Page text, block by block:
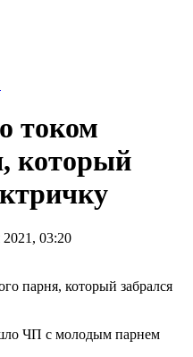
током
который
03:20
ЧП с молодым парнем